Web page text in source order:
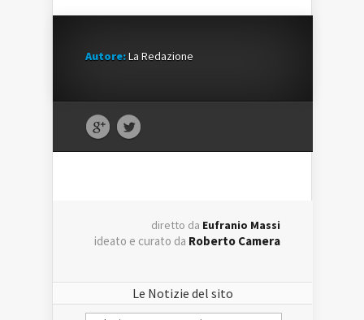
Autore:La Redazione
diretto da Eufranio Massi
ideato e curato da Roberto Camera
Le Notizie del sito